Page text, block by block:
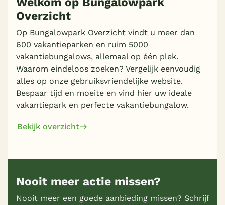
Overzicht
Op Bungalowpark Overzicht vindt u meer dan
600 vakantieparken en ruim 5000
vakantiebungalows, allemaal op één plek.
Waarom eindeloos zoeken? Vergelijk eenvoudig
alles op onze gebruiksvriendelijke website.
Bespaar tijd en moeite en vind hier uw ideale
vakantiepark en perfecte vakantiebungalow.
Bekijk overzicht
Nooit meer actie missen?
Nooit meer een goede aanbieding missen? Schrijf